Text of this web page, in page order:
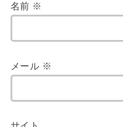
名前 ※
メール ※